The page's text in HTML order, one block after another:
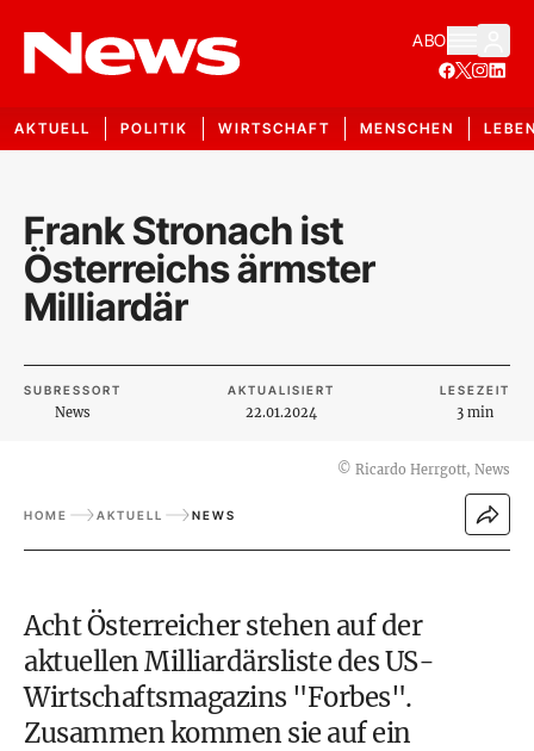
ABO
AKTUELL POLITIK WIRTSCHAFT MENSCHEN
Frank Stronach ist
Österreichs ärmster
Milliardär
SUBRESSORT
News
AKTUALISIERT
22.01.2024
LESEZEIT
3 min
© Ricardo Herrgott, News
HOME AKTUELL NEWS
Acht Österreicher stehen auf der
aktuellenMilliardärsliste des US-
Wirtschaftsmagazins "Forbes".
Zusammen kommen sie auf ein